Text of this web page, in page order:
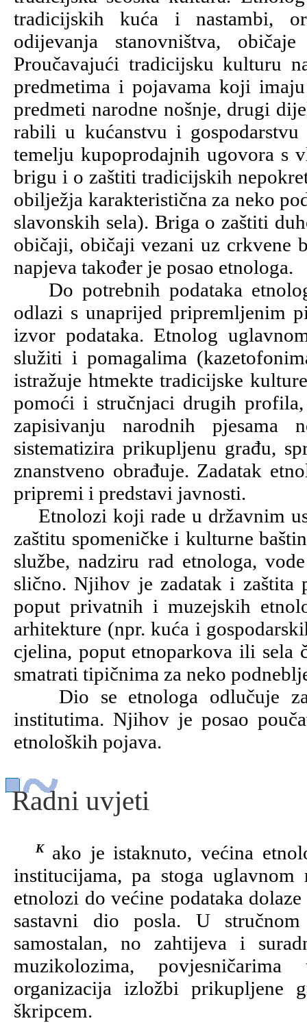
tradicijskih kuća i nastambi,
odijevanja stanovništva,
Proučavajući tradicijsku kulturu
predmetima i pojavama koji
predmeti narodne nošnje, drugi
rabili u kućanstvu i
temelju kupoprodajnih ugovora s
brigu i o zaštiti tradicijskih
obilježja karakteristična za neko
slavonskih sela). Briga o zaštiti
običaji, običaji vezani uz crkvene
napjeva također je posao etnologa.
Do potrebnih podataka
odlazi s unaprijed pripremljenim
izvor podataka. Etnolog
služiti i pomagalima
istražuje htmekte tradicijske
pomoći i stručnjaci drugih
zapisivanju narodnih pjesama
sistematizira prikupljenu građu,
znanstveno obrađuje. Zadatak
pripremi i predstavi javnosti.
Etnolozi koji rade u državnim
zaštitu spomeničke i kulturne
službe, nadziru rad etnologa,
slično. Njihov je zadatak i zaštita
poput privatnih i muzejskih
arhitekture (npr. kuća i
cjelina, poput etnoparkova ili sela
smatrati tipičnima za neko
Dio se etnologa odlučuje za
institutima. Njihov je posao
etnoloških pojava.
Radni uvjeti
Kako je istaknuto, većina etnologa zapošljava se u muzejima i državnim
institucijama, pa stoga
etnolozi do većine podataka
sastavni dio posla. U
samostalan, no zahtijeva i
muzikolozima,
organizacija izložbi prikupljene
škripcem.